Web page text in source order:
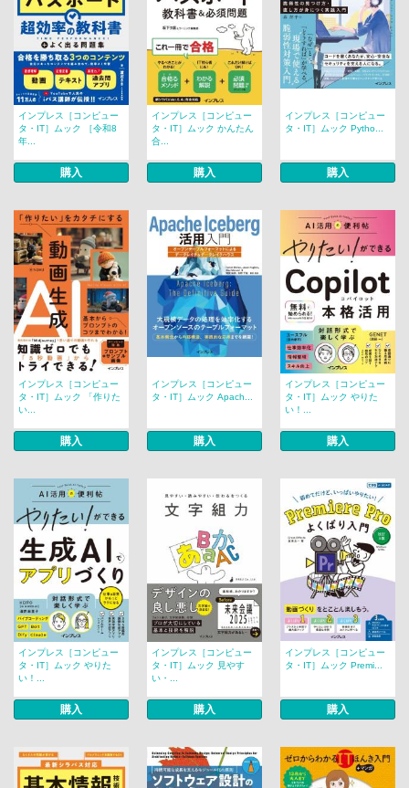
インプレス［コンピュー
タ・IT］ムック ［令和8
年...
購入
インプレス［コンピュー
タ・IT］ムック かんたん
合...
購入
インプレス［コンピュー
タ・IT］ムック Pytho...
購入
インプレス［コンピュー
タ・IT］ムック 「作りた
い...
購入
インプレス［コンピュー
タ・IT］ムック Apach...
購入
インプレス［コンピュー
タ・IT］ムック やりた
い！...
購入
インプレス［コンピュー
タ・IT］ムック やりた
い！...
購入
インプレス［コンピュー
タ・IT］ムック 見やす
い・...
購入
インプレス［コンピュー
タ・IT］ムック Premi...
購入